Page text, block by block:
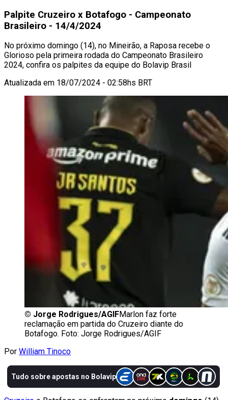
Palpite Cruzeiro x Botafogo - Campeonato
Brasileiro - 14/4/2024
No próximo domingo (14), no Mineirão, a Raposa recebe o
Glorioso pela primeira rodada do Campeonato Brasileiro
2024, confira os palpites da equipe do Bolavip Brasil
Atualizada em 18/07/2024 - 02:58hs BRT
© Jorge Rodrigues/AGIFMarlon faz forte
reclamação em partida do Cruzeiro diante do
Botafogo. Foto: Jorge Rodrigues/AGIF
Por William Tinoco